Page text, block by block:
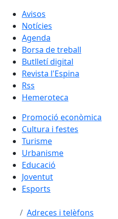
Avisos
Notícies
Agenda
Borsa de treball
Butlletí digital
Revista l'Espina
Rss
Hemeroteca
Promoció econòmica
Cultura i festes
Turisme
Urbanisme
Educació
Joventut
Esports
Adreces i telèfons